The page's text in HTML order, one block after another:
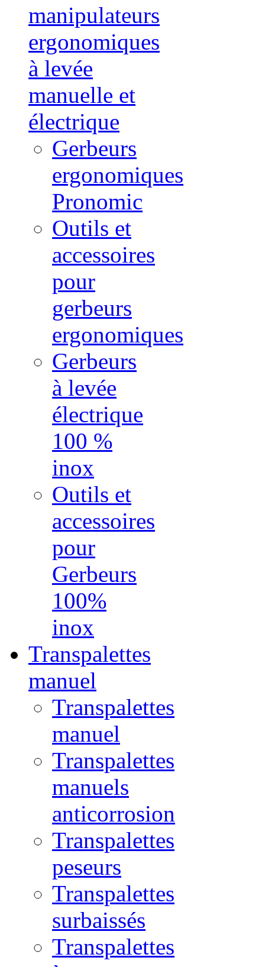
manipulateurs
ergonomiques
à levée
manuelle et
électrique
Gerbeurs
ergonomiques
Pronomic
Outils et
accessoires
pour
gerbeurs
ergonomiques
Gerbeurs
à levée
électrique
100 %
inox
Outils et
accessoires
pour
Gerbeurs
100%
inox
Transpalettes
manuel
Transpalettes
manuel
Transpalettes
manuels
anticorrosion
Transpalettes
peseurs
Transpalettes
surbaissés
Transpalettes